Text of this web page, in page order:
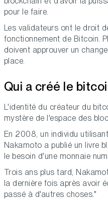
pour le faire.
Les validateurs ont le droit
fonctionnement de Bitcoin.
doivent approuver un
place.
Qui a créé le
L'identité du créateur du
mystère de l'espace des
En 2008, un individu
Nakamoto a publié un livre
le besoin d'une monnaie
Trois ans plus tard,
la dernière fois après avoir
passé à d'autres choses."